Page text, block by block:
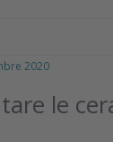
2020
le